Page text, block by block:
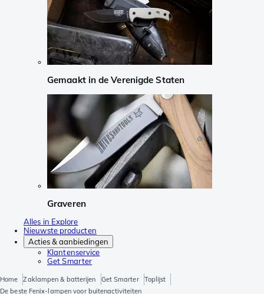
Gemaakt in de Verenigde Staten
Graveren
Alles in Explore
Nieuwste producten
Acties & aanbiedingen
Klantenservice
Get Smarter
Home Zaklampen & batterijen Get Smarter
Toplijst
De beste Fenix-lampen voor buitenactiviteiten